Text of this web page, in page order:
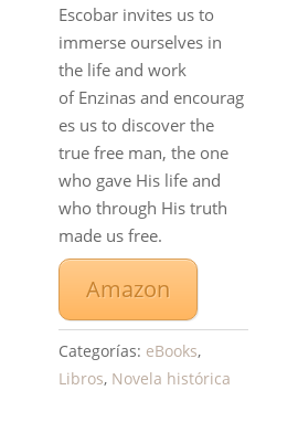
Escobar invites us to
immerse ourselves in
the life and work
of Enzinasand encourag
es us to discover the
true free man, the one
who gave His life and
who through His truth
made us free.
Amazon
Categorías: eBooks,
Libros, Novela histórica